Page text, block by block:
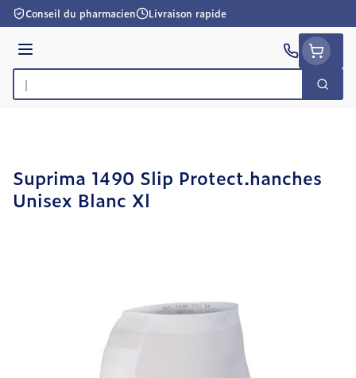
Aller au contenu
Conseil du pharmacien Livraison rapide
Menu
Rechercher
Suprima 1490 Slip Protect.hanches
Unisex Blanc Xl